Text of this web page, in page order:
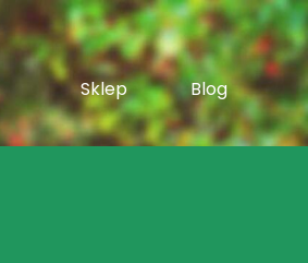
Sklep
Blog